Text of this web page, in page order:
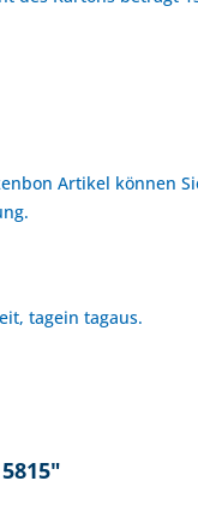
Artikel können
tagein tagaus.